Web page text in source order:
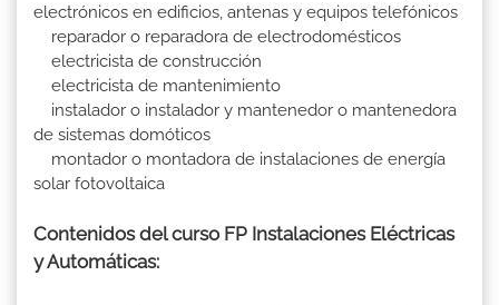
electrónicos en edificios, antenas y equipos telefónicos
reparador o reparadora de electrodomésticos
electricista de construcción
electricista de mantenimiento
instalador o instalador y mantenedor o mantenedora
de sistemas domóticos
montador o montadora de instalaciones de energía
solar fotovoltaica
Contenidos del curso FP Instalaciones Eléctricas
y Automáticas: